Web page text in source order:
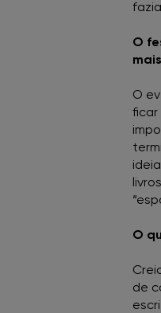
O
O
ficar
O
de